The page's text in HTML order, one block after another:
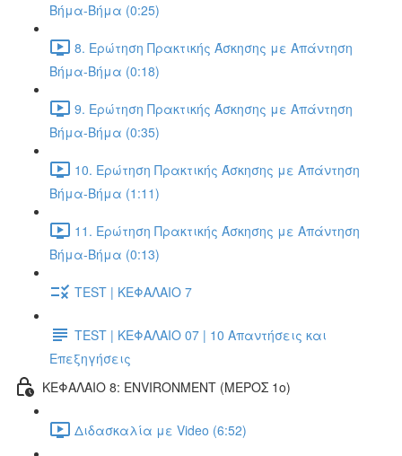
Βήμα-Βήμα (0:25)
8. Ερώτηση Πρακτικής Άσκησης με Απάντηση
Βήμα-Βήμα (0:18)
9. Ερώτηση Πρακτικής Άσκησης με Απάντηση
Βήμα-Βήμα (0:35)
10. Ερώτηση Πρακτικής Άσκησης με Απάντηση
Βήμα-Βήμα (1:11)
11. Ερώτηση Πρακτικής Άσκησης με Απάντηση
Βήμα-Βήμα (0:13)
TEST | ΚΕΦΑΛΑΙΟ 7
TEST | ΚΕΦΑΛΑΙΟ 07 | 10 Απαντήσεις και
Επεξηγήσεις
ΚΕΦΑΛΑΙΟ 8: ENVIRONMENT (ΜΕΡΟΣ 1o)
Διδασκαλία με Video (6:52)